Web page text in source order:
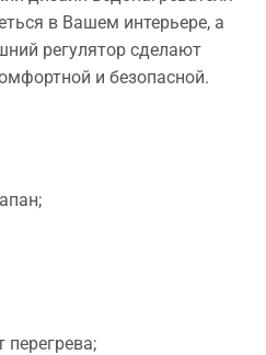
в Вашем интерьере, а
регулятор сделают
и безопасной.
перегрева;